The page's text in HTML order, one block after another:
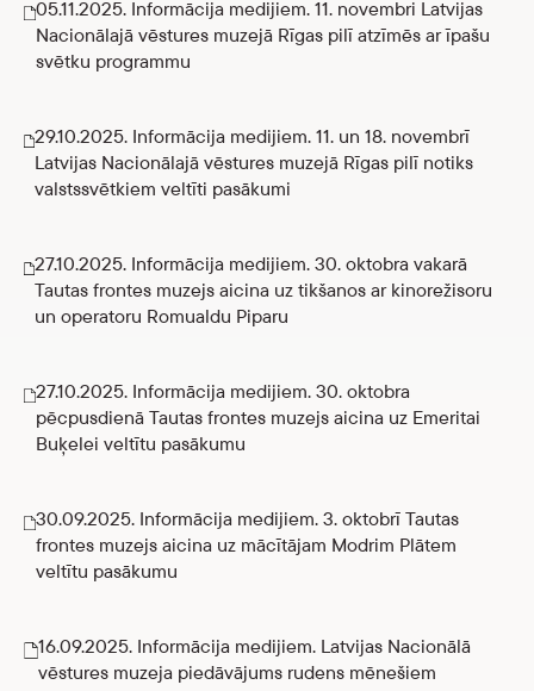
05.11.2025. Informācija medijiem. 11. novembri Latvijas
Nacionālajā vēstures muzejā Rīgas pilī atzīmēs ar īpašu
svētku programmu
29.10.2025. Informācija medijiem. 11. un 18. novembrī
Latvijas Nacionālajā vēstures muzejā Rīgas pilī notiks
valstssvētkiem veltīti pasākumi
27.10.2025. Informācija medijiem. 30. oktobra vakarā
Tautas frontes muzejs aicina uz tikšanos ar kinorežisoru
un operatoru Romualdu Piparu
27.10.2025. Informācija medijiem. 30. oktobra
pēcpusdienā Tautas frontes muzejs aicina uz Emeritai
Buķelei veltītu pasākumu
30.09.2025. Informācija medijiem. 3. oktobrī Tautas
frontes muzejs aicina uz mācītājam Modrim Plātem
veltītu pasākumu
16.09.2025. Informācija medijiem. Latvijas Nacionālā
vēstures muzeja piedāvājums rudens mēnešiem